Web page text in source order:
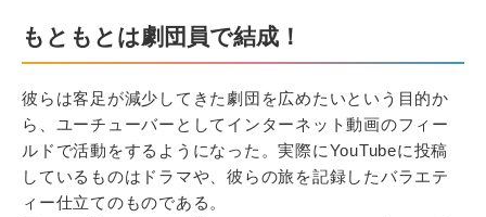
もともとは劇団員で結成！
彼らは客足が減少してきた劇団を広めたいという目的か
ら、ユーチューバーとしてインターネット動画のフィー
ルドで活動をするようになった。実際にYouTubeに投稿
しているものはドラマや、彼らの旅を記録したバラエテ
ィー仕立てのものである。